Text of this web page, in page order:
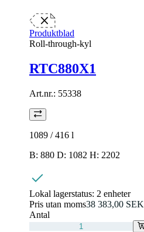
Produktblad
Roll-through-kyl
RTC880X1
Art.nr.: 55338
1089 / 416 l
B: 880 D: 1082 H: 2202
Lokal lagerstatus: 2 enheter
Pris utan moms38 383,00 SEK
Antal